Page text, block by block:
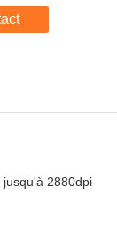
2880dpi